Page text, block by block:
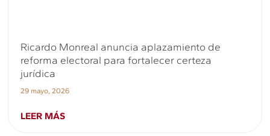
Ricardo Monreal anuncia aplazamiento de
reforma electoral para fortalecer certeza
jurídica
29 mayo, 2026
LEER MÁS